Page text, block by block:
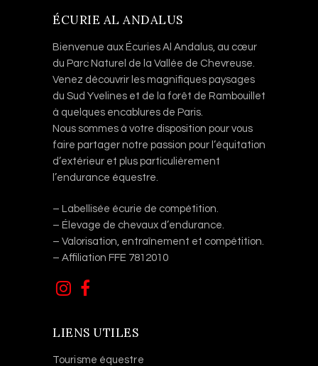
ÉCURIE AL ANDALUS
Bienvenue aux Écuries Al Andalus, au cœur
du Parc Naturel de la Vallée de Chevreuse.
Venez découvrir les magnifiques paysages
du Sud Yvelines et de la forêt de Rambouillet
à quelques encablures de Paris.
Nous sommes à votre disposition pour vous
faire partager notre passion pour l’équitation
d’extérieur et plus particulièrement
l’endurance équestre.
– Labellisée écurie de compétition.
– Élevage de chevaux d’endurance.
– Valorisation, entraînement et compétition.
– Affiliation FFE 7812010
LIENS UTILES
Tourisme équestre